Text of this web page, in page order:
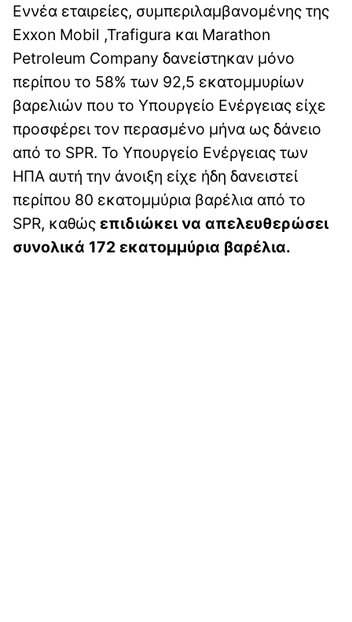
Εννέα εταιρείες, συμπεριλαμβανομένης της
Exxon Mobil ,Trafigura και Marathon
Petroleum Company δανείστηκαν μόνο
περίπου το 58% των 92,5 εκατομμυρίων
βαρελιών που το Υπουργείο Ενέργειας είχε
προσφέρει τον περασμένο μήνα ως δάνειο
από το SPR. Το Υπουργείο Ενέργειας των
ΗΠΑ αυτή την άνοιξη είχε ήδη δανειστεί
περίπου 80 εκατομμύρια βαρέλια από το
SPR, καθώς επιδιώκει να απελευθερώσει
συνολικά 172 εκατομμύρια βαρέλια.